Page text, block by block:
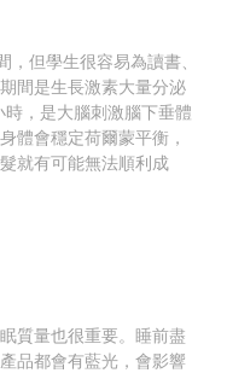
但學生很容易為讀書、
間是生長激素大量分泌
，是大腦刺激腦下垂體
體會穩定荷爾蒙平衡，
就有可能無法順利成
質量也很重要。睡前盡
品都會有藍光，會影響